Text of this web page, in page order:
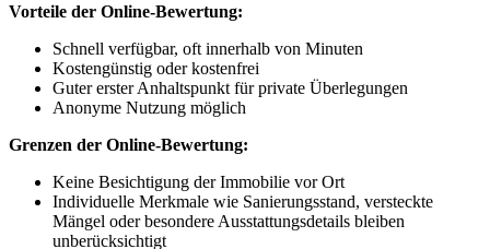
Vorteile der Online-Bewertung:
Schnell verfügbar, oft innerhalb von Minuten
Kostengünstig oder kostenfrei
Guter erster Anhaltspunkt für private Überlegungen
Anonyme Nutzung möglich
Grenzen der Online-Bewertung:
Keine Besichtigung der Immobilie vor Ort
Individuelle Merkmale wie Sanierungsstand, versteckte
Mängel oder besondere Ausstattungsdetails bleiben
unberücksichtigt